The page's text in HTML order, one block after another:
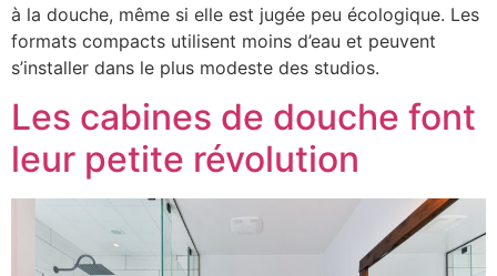
à la douche, même si elle est jugée peu écologique. Les
formats compacts utilisent moins d’eau et peuvent
s’installer dans le plus modeste des studios.
Les cabines de douche font
leur petite révolution